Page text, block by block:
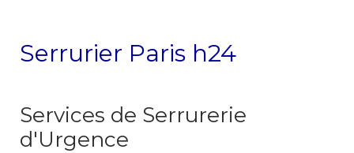
Serrurier Paris h24
Services de Serrurerie
d'Urgence